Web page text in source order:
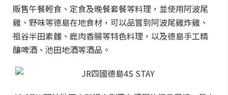
販售午餐輕食、定食及晚餐套餐等料理，並使用阿波尾
雞、野味等德島在地食材，可以品嘗到阿波尾雞炸雞、
祖谷半田素麵、鹿肉香腸等特色料理，以及德島手工精
釀啤酒、池田地酒等酒品。